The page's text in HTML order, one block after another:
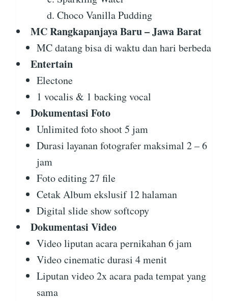
Choco Vanilla Pudding
MC Rangkapanjaya Baru – Jawa Barat
MC datang bisa di waktu dan hari berbeda
Entertain
Electone
1 vocalis & 1 backing vocal
Dokumentasi Foto
Unlimited foto shoot 5 jam
Durasi layanan fotografer maksimal 2 – 6
jam
Foto editing 27 file
Cetak Album ekslusif 12 halaman
Digital slide show softcopy
Dokumentasi Video
Video liputan acara pernikahan 6 jam
Video cinematic durasi 4 menit
Liputan video 2x acara pada tempat yang
sama